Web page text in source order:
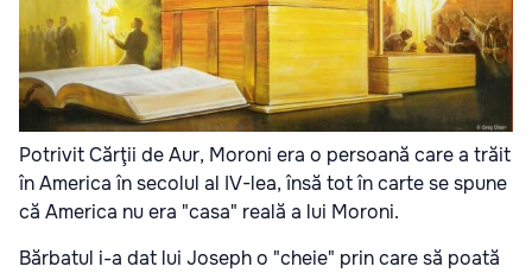
Potrivit Cărţii de Aur, Moroni era o persoană care a trăit
în America în secolul al IV-lea, însă tot în carte se spune
că America nu era "casa" reală a lui Moroni.
Bărbatul i-a dat lui Joseph o "cheie" prin care să poată